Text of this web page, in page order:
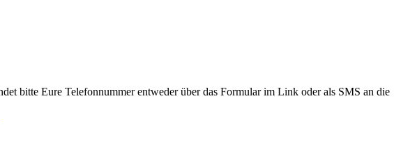
bitte Eure Telefonnummer entweder über das Formular im Link oder als SMS an die